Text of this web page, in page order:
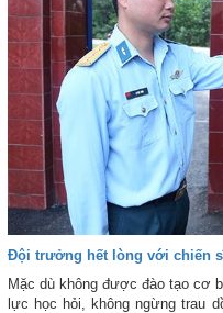
Đội trưởng hết lòng với chiến
Mặc dù không được đào tạo cơ
lực học hỏi, không ngừng trau